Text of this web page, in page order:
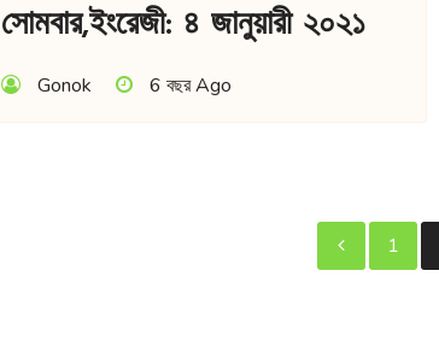
সোমবার,ইংরেজী: ৪ জানুয়ারী ২০২১
Gonok 6 বছর Ago
1